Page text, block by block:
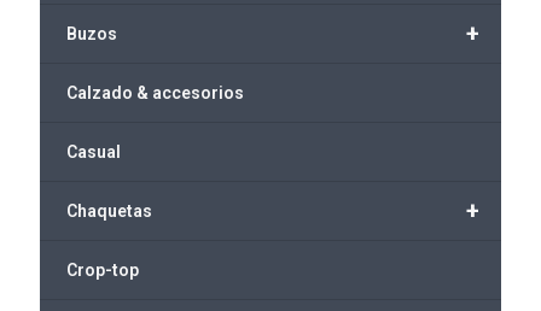
+
Buzos
Calzado & accesorios
Casual
+
Chaquetas
Crop-top